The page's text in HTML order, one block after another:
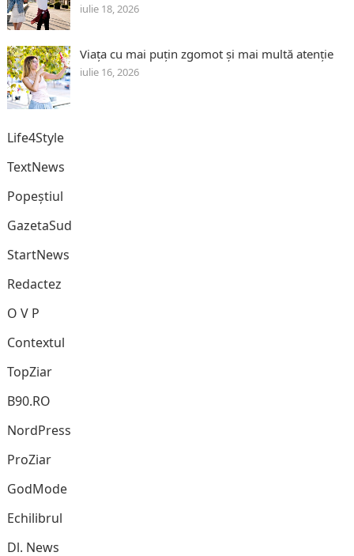
iulie 18, 2026
Viața cu mai puțin zgomot și mai multă atenție
iulie 16, 2026
Life4Style
TextNews
Popeștiul
GazetaSud
StartNews
Redactez
O V P
Contextul
TopZiar
B90.RO
NordPress
ProZiar
GodMode
Echilibrul
Dl. News